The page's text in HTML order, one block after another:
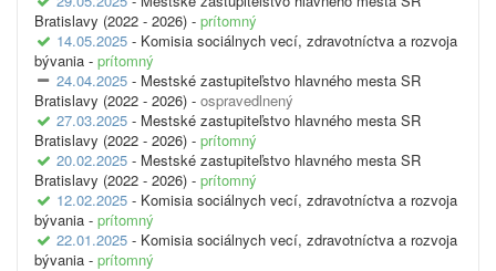
Bratislavy (2022 - 2026) - prítomný
14.05.2025 - Komisia sociálnych vecí, zdravotníctva a rozvoja
bývania - prítomný
24.04.2025 - Mestské zastupiteľstvo hlavného mesta SR
Bratislavy (2022 - 2026) - ospravedlnený
27.03.2025 - Mestské zastupiteľstvo hlavného mesta SR
Bratislavy (2022 - 2026) - prítomný
20.02.2025 - Mestské zastupiteľstvo hlavného mesta SR
Bratislavy (2022 - 2026) - prítomný
12.02.2025 - Komisia sociálnych vecí, zdravotníctva a rozvoja
bývania - prítomný
22.01.2025 - Komisia sociálnych vecí, zdravotníctva a rozvoja
bývania - prítomný